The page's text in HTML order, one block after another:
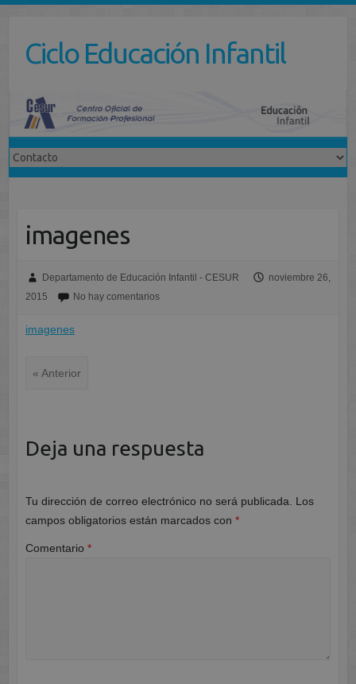
contenidoCiclo Educación Infantil
imagenes
Departamento de Educación Infantil - CESUR
noviembre 26,
2015
No hay comentarios
imagenes
« Anterior
Deja una respuesta
Tu dirección de correo electrónico no será publicada.
Los
campos obligatorios están marcados con *
Comentario *